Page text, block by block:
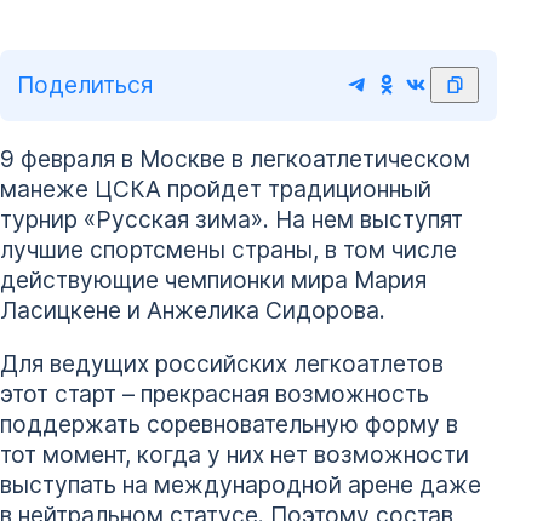
Поделиться
9 февраля в Москве в легкоатлетическом
манеже ЦСКА пройдет традиционный
турнир «Русская зима». На нем выступят
лучшие спортсмены страны, в том числе
действующие чемпионки мира Мария
Ласицкене и Анжелика Сидорова.
Для ведущих российских легкоатлетов
этот старт – прекрасная возможность
поддержать соревновательную форму в
тот момент, когда у них нет возможности
выступать на международной арене даже
в нейтральном статусе. Поэтому состав